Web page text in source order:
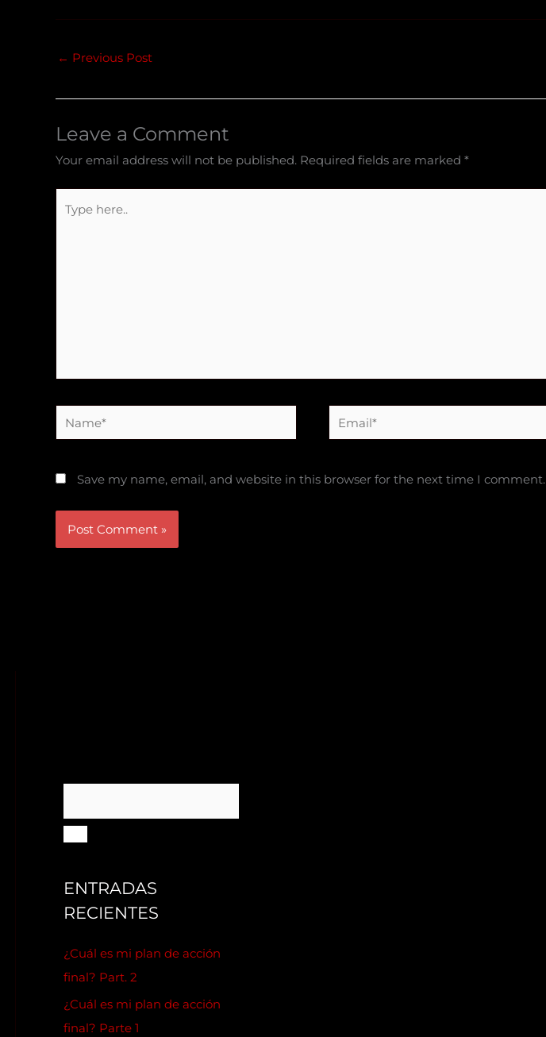
← Previous Post
Leave a Comment
Your email address will not be published. Required fields are marked *
here..
Name* Email*
Save my name, email, and website in this browser for the next time I comment.
ENTRADAS
RECIENTES
¿Cuál es mi plan de acción
final? Part. 2
¿Cuál es mi plan de acción
final? Parte 1